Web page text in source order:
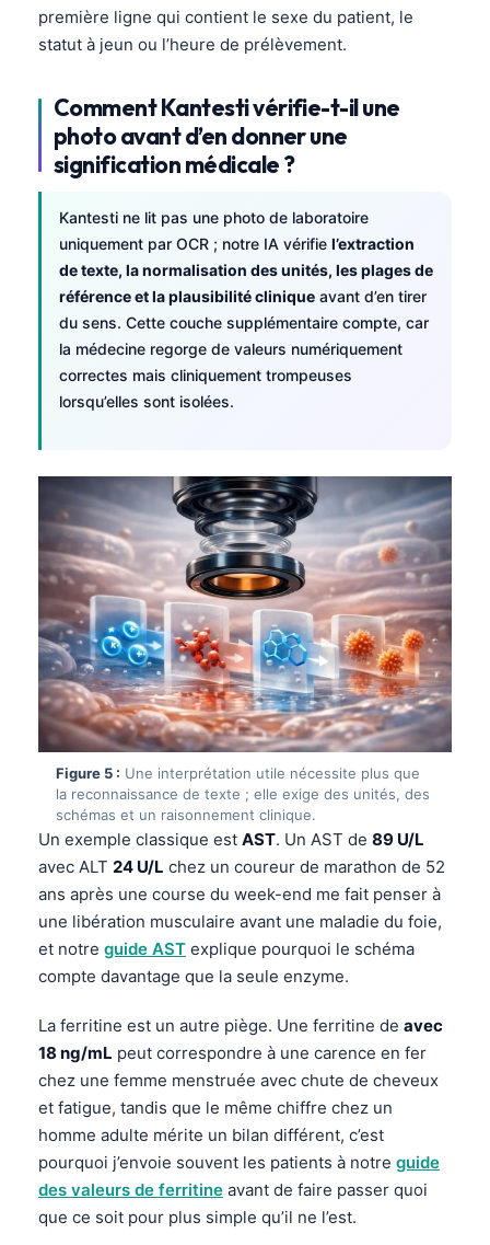
première ligne qui contient le sexe du patient, le
statut à jeun ou l’heure de prélèvement.
Comment Kantesti vérifie-t-il une
photo avant d’en donner une
signification médicale ?
Kantesti ne lit pas une photo de laboratoire
uniquement par OCR ; notre IA vérifie l’extraction
de texte, la normalisation des unités, les plages de
référence et la plausibilité clinique avant d’en tirer
du sens. Cette couche supplémentaire compte, car
la médecine regorge de valeurs numériquement
correctes mais cliniquement trompeuses
lorsqu’elles sont isolées.
Figure 5 : Une interprétation utile nécessite plus que
la reconnaissance de texte ; elle exige des unités, des
schémas et un raisonnement clinique.
Un exemple classique est AST. Un AST de 89 U/L
avec ALT 24 U/L chez un coureur de marathon de 52
ans après une course du week-end me fait penser à
une libération musculaire avant une maladie du foie,
et notre guide AST explique pourquoi le schéma
compte davantage que la seule enzyme.
La ferritine est un autre piège. Une ferritine de avec
18 ng/mL peut correspondre à une carence en fer
chez une femme menstruée avec chute de cheveux
et fatigue, tandis que le même chiffre chez un
homme adulte mérite un bilan différent, c’est
pourquoi j’envoie souvent les patients à notre guide
des valeurs de ferritine avant de faire passer quoi
que ce soit pour plus simple qu’il ne l’est.
Cebuano
ئۇيغۇرچە
Кыргызча
Татар теле
Беларуская мова
Ślōnskŏ gŏdka
Norsk bokmål